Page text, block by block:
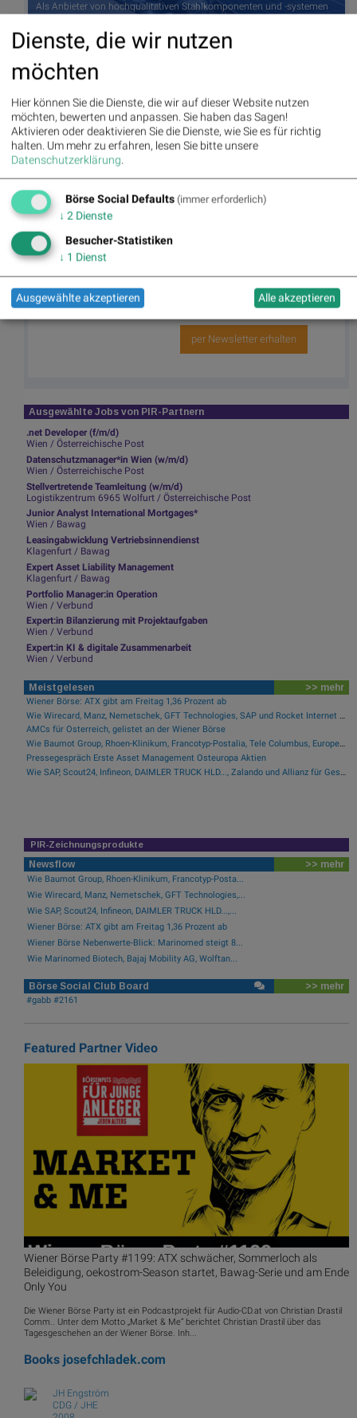
Als Anbieter von hochqualitativen Stahlkomponenten und -systemen
Forming Division des voestalpine-Konzerns von der aktuell hohen
Nachfrage aus der Solarindustrie. Credit: voestalpine, (© Aussender)
Autor
Christine
Petzwinkler
Börse Social Network/Magazine
Useletter
Die Useletter "Morning Xpresso" und
"Evening Xtrakt" heben sich deutlich
von den gängigen Newslettern ab.
Beispiele ansehen bzw. kostenfrei
garantiert.
Newsletter abonnieren
(kostenfrei downloaden über
http://runplugged.com/spreadit)
per Newsletter erhalten
Ausgewählte Jobs von PIR-Partnern
.net Developer (f/m/d)
Wien / Österreichische Post
Datenschutzmanager*in Wien (w/m/d)
Wien / Österreichische Post
Stellvertretende Teamleitung (w/m/d)
Logistikzentrum 6965 Wolfurt / Österreichische Post
Junior Analyst International Mortgages*
Wien / Bawag
Leasingabwicklung Vertriebsinnendienst
Klagenfurt / Bawag
Expert Asset Liability Management
Klagenfurt / Bawag
Portfolio Manager:in Operation
Wien / Verbund
Expert:in Bilanzierung mit Projektaufgaben
Wien / Verbund
Expert:in KI & digitale Zusammenarbeit
Wien / Verbund
Meistgelesen >> mehr
Wiener Börse: ATX gibt am Freitag 1,36 Prozent ab
AMCs für Österreich, gelistet an der Wiener Börse
Wie Baumot Group, Rhoen-Klinikum, Francotyp-Postalia, Tele Columbus, European Lithium und Lanxess für Gesprächsstoff sorgten
Pressegespräch Erste Asset Management Osteuropa Aktien
PIR-Zeichnungsprodukte
Newsflow >> mehr
Wie Baumot Group, Rhoen-Klinikum, Francotyp-Posta...
Wie Wirecard, Manz, Nemetschek, GFT Technologies,...
Wie SAP, Scout24, Infineon, DAIMLER TRUCK HLD...,...
Wiener Börse: ATX gibt am Freitag 1,36 Prozent ab
Wiener Börse Nebenwerte-Blick: Marinomed steigt 8...
Wie Marinomed Biotech, Bajaj Mobility AG, Wolftan...
Börse Social Club Board >> mehr
#gabb #2161
Featured Partner Video
Wiener Börse Party #1199: ATX schwächer, Sommerloch als
Beleidigung, oekostrom-Season startet, Bawag-Serie und am Ende
Only You
Die Wiener Börse Party ist ein Podcastprojekt für Audio-CD.at von Christian Drastil
Comm.. Unter dem Motto „Market & Me“ berichtet Christian Drastil über das
Tagesgeschehen an der Wiener Börse. Inh...
Books josefchladek.com
JH Engström
CDG / JHE
Dienste, die wir nutzen
möchten
Hier können Sie die Dienste, die wir auf dieser Website nutzen
möchten, bewerten und anpassen. Sie haben das Sagen!
Aktivieren oder deaktivieren Sie die Dienste, wie Sie es für richtig
halten. Um mehr zu erfahren, lesen Sie bitte unsere
Datenschutzerklärung.
Börse Social Defaults (immer erforderlich)
↓ 2 Dienste
Besucher-Statistiken
↓ 1 Dienst
Ausgewählte akzeptieren Alle akzeptieren